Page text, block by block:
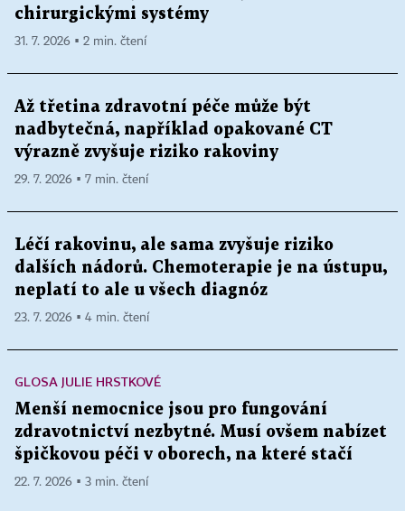
chirurgickými systémy
31. 7. 2026 ▪ 2 min. čtení
Až třetina zdravotní péče může být
nadbytečná, například opakované CT
výrazně zvyšuje riziko rakoviny
29. 7. 2026 ▪ 7 min. čtení
Léčí rakovinu, ale sama zvyšuje riziko
dalších nádorů. Chemoterapie je na ústupu,
neplatí to ale u všech diagnóz
23. 7. 2026 ▪ 4 min. čtení
GLOSA JULIE HRSTKOVÉ
Menší nemocnice jsou pro fungování
zdravotnictví nezbytné. Musí ovšem nabízet
špičkovou péči v oborech, na které stačí
22. 7. 2026 ▪ 3 min. čtení